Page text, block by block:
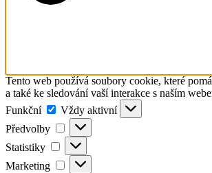
Tento web používá soubory cookie, které
a také ke sledování vaší interakce s naším
Funkční
Funkční
Vždy aktivní
Předvolby
Předvolby
Statistiky Statistiky
Marketing Marketing